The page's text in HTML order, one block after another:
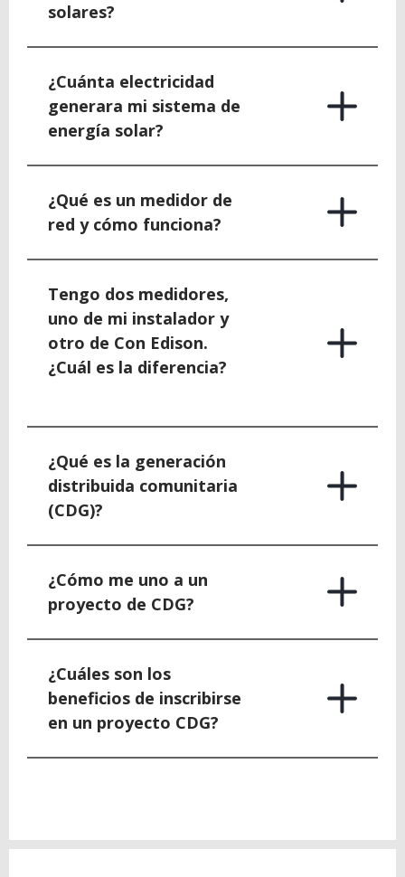
solares?
¿Cuánta electricidad
generara mi sistema de
energía solar?
¿Qué es un medidor de
red y cómo funciona?
Tengo dos medidores,
uno de mi instalador y
otro de Con Edison.
¿Cuál es la diferencia?
¿Qué es la generación
distribuida comunitaria
(CDG)?
¿Cómo me uno a un
proyecto de CDG?
¿Cuáles son los
beneficios de inscribirse
en un proyecto CDG?
BACK